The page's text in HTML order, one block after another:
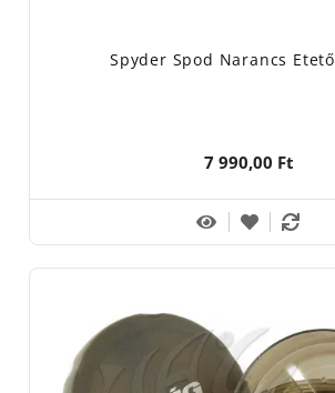
Spyder Spod Narancs
7 990,00 Ft